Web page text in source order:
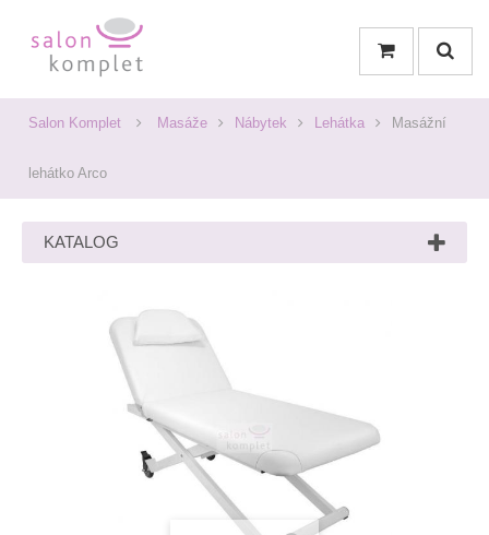
Salon Komplet Masáže Nábytek Lehátka Masážní
lehátko Arco
KATALOG